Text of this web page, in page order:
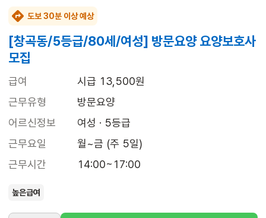
도보 30분 이상 예상
[창곡동/5등급/80세/여성] 방문요양 요양보호사
모집
급여
시급 13,500원
근무유형
방문요양
어르신정보
여성 · 5등급
근무요일
월~금 (주 5일)
근무시간
14:00~17:00
높은급여